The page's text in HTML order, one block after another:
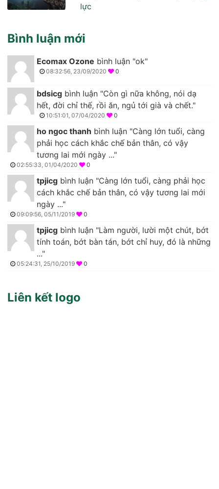
lực
Bình luận mới
Ecomax Ozone bình luận "ok"
08:32:56, 23/09/2020 0
bdsicg bình luận "Còn gì nữa không, nói dạ
hết, đời chỉ thế, rồi ăn, ngủ tới già và chết."
10:51:01, 07/04/2020 0
ho ngoc thanh bình luận "Càng lớn tuổi, càng
phải học cách khắc chế bản thân, có vậy
tương lai mới ngày ..."
02:55:33, 01/04/2020 0
tpjicg bình luận "Càng lớn tuổi, càng phải học
cách khắc chế bản thân, có vậy tương lai mới
ngày ..."
09:09:56, 05/11/2019 0
tpjicg bình luận "Làm người, lười một chút, bớt
tính toán, bớt bàn tán, bớt chỉ huy, đó là những
..."
05:24:31, 25/10/2019 0
Liên kết logo